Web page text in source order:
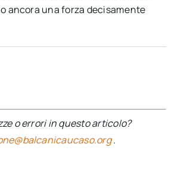
ancora una forza decisamente
o errori in questo articolo?
.